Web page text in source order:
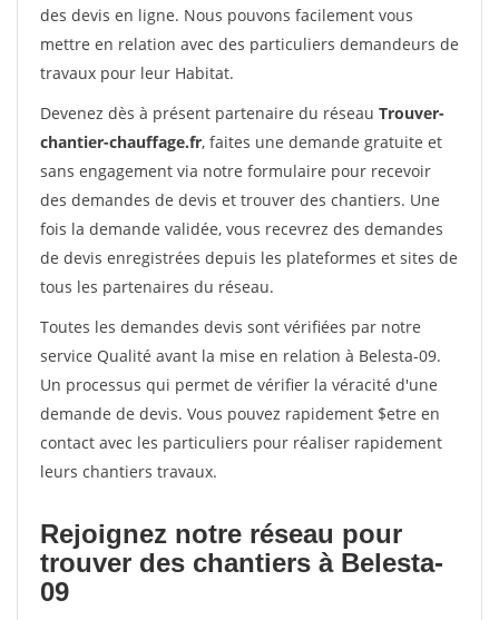
des devis en ligne. Nous pouvons facilement vous
mettre en relation avec des particuliers demandeurs de
travaux pour leur Habitat.
Devenez dès à présent partenaire du réseau Trouver-
chantier-chauffage.fr, faites une demande gratuite et
sans engagement via notre formulaire pour recevoir
des demandes de devis et trouver des chantiers. Une
fois la demande validée, vous recevrez des demandes
de devis enregistrées depuis les plateformes et sites de
tous les partenaires du réseau.
Toutes les demandes devis sont vérifiées par notre
service Qualité avant la mise en relation à Belesta-09.
Un processus qui permet de vérifier la véracité d'une
demande de devis. Vous pouvez rapidement $etre en
contact avec les particuliers pour réaliser rapidement
leurs chantiers travaux.
Rejoignez notre réseau pour
trouver des chantiers à Belesta-
09